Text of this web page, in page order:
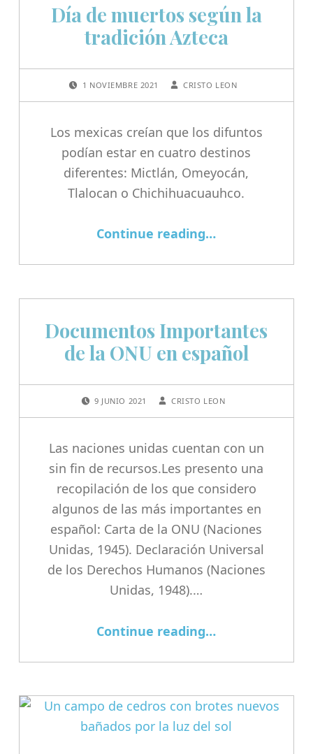
Día de muertos según la
tradición Azteca
1 NOVIEMBRE 2021 CRISTO LEON
Los mexicas creían que los difuntos
podían estar en cuatro destinos
diferentes: Mictlán, Omeyocán,
Tlalocan o Chichihuacuauhco.
Continue reading…
Documentos Importantes
de la ONU en español
9 JUNIO 2021 CRISTO LEON
Las naciones unidas cuentan con un
sin fin de recursos.Les presento una
recopilación de los que considero
algunos de las más importantes en
español: Carta de la ONU (Naciones
Unidas, 1945). Declaración Universal
de los Derechos Humanos (Naciones
Unidas, 1948).…
Continue reading…